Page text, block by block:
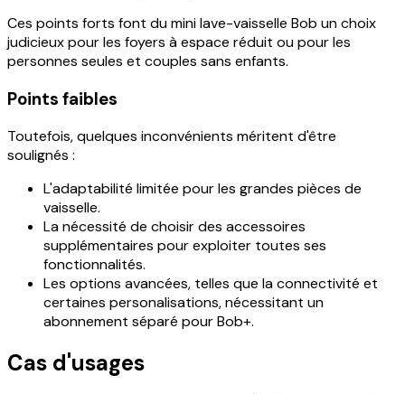
Ces points forts font du mini lave-vaisselle Bob un choix
judicieux pour les foyers à espace réduit ou pour les
personnes seules et couples sans enfants.
Points faibles
Toutefois, quelques inconvénients méritent d'être
soulignés :
L'adaptabilité limitée pour les grandes pièces de
vaisselle.
La nécessité de choisir des accessoires
supplémentaires pour exploiter toutes ses
fonctionnalités.
Les options avancées, telles que la connectivité et
certaines personalisations, nécessitant un
abonnement séparé pour Bob+.
Cas d'usages